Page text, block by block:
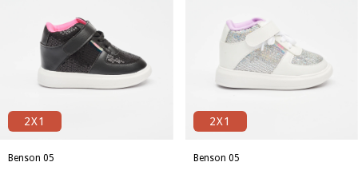
2X1
Benson 05
2X1
Benson 05